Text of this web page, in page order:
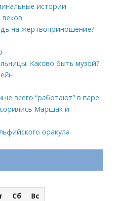
истории
на жертвоприношение?
Каково быть музой?
всего “работают” в паре
Маршак и
оракула
Сб
Вс